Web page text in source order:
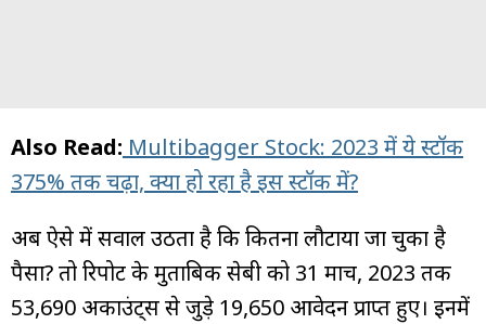
Also Read: Multibagger Stock: 2023 में ये स्टॉक
375% तक चढ़ा, क्या हो रहा है इस स्टॉक में?
अब ऐसे में सवाल उठता है कि कितना लौटाया जा चुका है
पैसा? तो रिपोर्ट के मुताबिक सेबी को 31 मार्च, 2023 तक
53,690 अकाउंट्स से जुड़े 19,650 आवेदन प्राप्त हुए। इनमें